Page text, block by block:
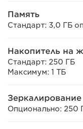
Память
Стандарт: 3,0 ГБ
Накопитель на
Стандарт: 250 ГБ
Максимум: 1 ТБ
Опционально: 250